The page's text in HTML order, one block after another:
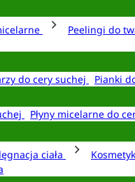
Peelingi do
do cery suchej
Pianki
Płyny micelarne do
ciała